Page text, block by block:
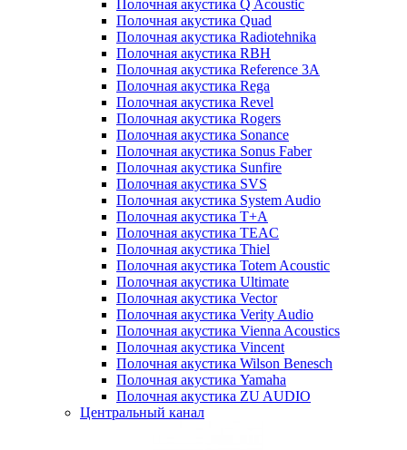
Полочная акустика Q Acoustic
Полочная акустика Quad
Полочная акустика Radiotehnika
Полочная акустика RBH
Полочная акустика Reference 3A
Полочная акустика Rega
Полочная акустика Revel
Полочная акустика Rogers
Полочная акустика Sonance
Полочная акустика Sonus Faber
Полочная акустика Sunfire
Полочная акустика SVS
Полочная акустика System Audio
Полочная акустика T+A
Полочная акустика TEAC
Полочная акустика Thiel
Полочная акустика Totem Acoustic
Полочная акустика Ultimate
Полочная акустика Vector
Полочная акустика Verity Audio
Полочная акустика Vienna Acoustics
Полочная акустика Vincent
Полочная акустика Wilson Benesch
Полочная акустика Yamaha
Полочная акустика ZU AUDIO
Центральный канал